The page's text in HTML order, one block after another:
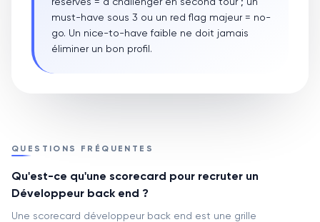
must-have sous 3 ou un red flag majeur = no-
go. Un nice-to-have faible ne doit jamais
éliminer un bon profil.
QUESTIONS FRÉQUENTES
Qu'est-ce qu'une scorecard pour recruter un
Développeur back end ?
Une scorecard développeur back end est une grille